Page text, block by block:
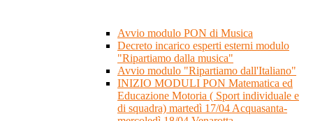
Avvio modulo PON di Musica
Decreto incarico esperti esterni modulo
"Ripartiamo dalla musica"
Avvio modulo "Ripartiamo dall'Italiano"
INIZIO MODULI PON Matematica ed
Educazione Motoria ( Sport individuale e
di squadra) martedì 17/04 Acquasanta-